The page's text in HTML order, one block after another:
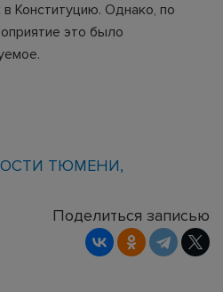
Конституцию. Однако, по
это было
ТЮМЕНИ
Поделиться записью